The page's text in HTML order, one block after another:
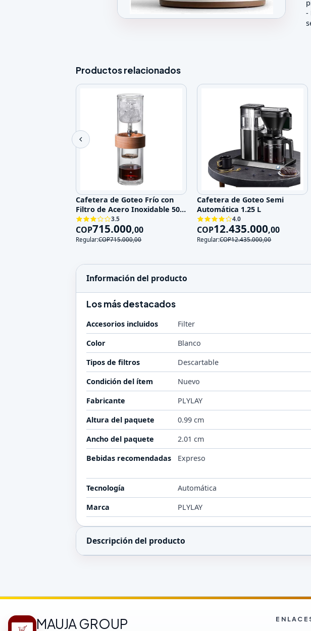
Galeria de Cafetera Automática de Goteo y Expreso con
-
Productos relacionados
Cafetera de Goteo Frío con
Filtro de Acero Inoxidable 500
ml
3.5
COP715.000,00
Regular:COP715.000,00
Cafetera de Goteo Semi
Automática 1.25 L
4.0
COP12.435.000,00
Regular:COP12.435.000,00
Información del producto
Los más destacados
Accesorios incluidos Filter
Color
Blanco
Tipos de filtros
Descartable
Condición del ítem
Nuevo
Fabricante
PLYLAY
Altura del paquete
0.99 cm
Ancho del paquete
2.01 cm
Bebidas recomendadas
Expreso
Tecnología Automática
Marca
PLYLAY
Descripción del producto
MAUJA GROUP